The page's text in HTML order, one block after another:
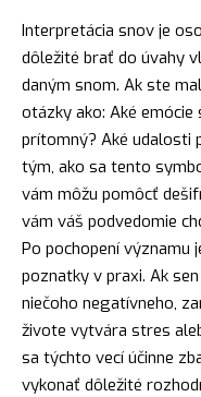
Interpretácia snov je
dôležité brať do úvahy
daným snom. Ak ste
otázky ako: Aké
prítomný? Aké udalosti
tým, ako sa tento
vám môžu pomôcť
vám váš podvedomie
Po pochopení významu
poznatky v praxi. Ak
niečoho negatívneho,
živote vytvára stres
sa týchto vecí účinne
vykonať dôležité